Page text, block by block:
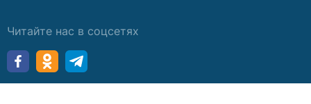
Читайте нас в соцсетях